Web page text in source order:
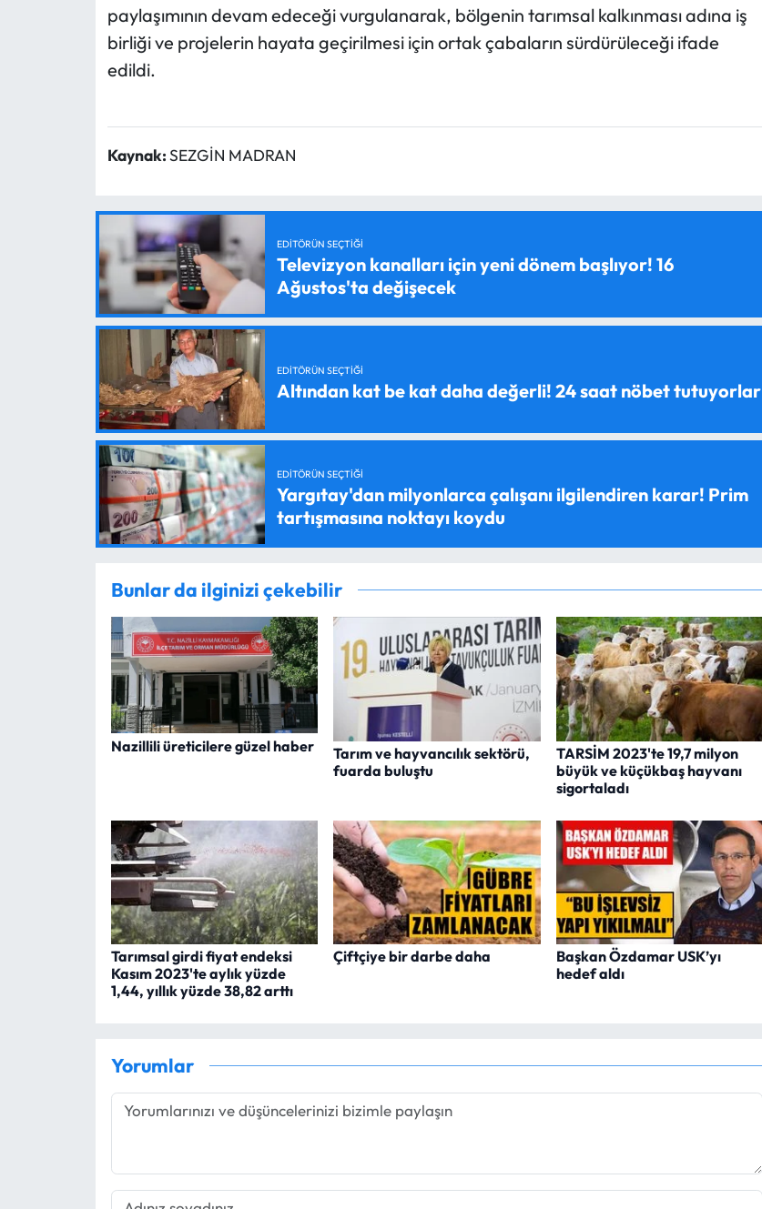
paylaşımının devam edeceği vurgulanarak, bölgenin tarımsal kalkınması adına iş
birliği ve projelerin hayata geçirilmesi için ortak çabaların sürdürüleceği ifade
edildi.
Kaynak:SEZGİN MADRAN
EDITÖRÜN SEÇTIĞI
Televizyon kanalları için yeni dönem başlıyor! 16
Ağustos'ta değişecek
EDITÖRÜN SEÇTIĞI
Altından kat be kat daha değerli! 24 saat nöbet tutuyorlar
EDITÖRÜN SEÇTIĞI
Yargıtay'dan milyonlarca çalışanı ilgilendiren karar! Prim
tartışmasına noktayı koydu
Bunlar da ilginizi çekebilir
Nazillili üreticilere güzel haber
Tarım ve hayvancılık sektörü,
fuarda buluştu
TARSİM 2023'te 19,7 milyon
büyük ve küçükbaş hayvanı
sigortaladı
Tarımsal girdi fiyat endeksi
Kasım 2023'te aylık yüzde
1,44, yıllık yüzde 38,82 arttı
Çiftçiye bir darbe daha
Başkan Özdamar USK’yı
hedef aldı
Yorumlar